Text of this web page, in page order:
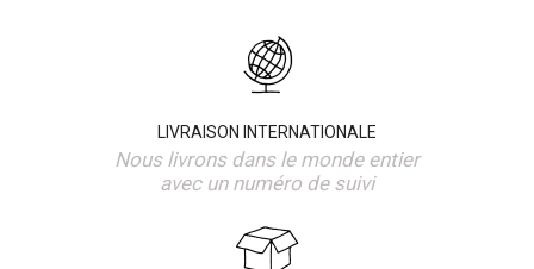
LIVRAISON INTERNATIONALE
Nous livrons dans le monde entier
avec un numéro de suivi